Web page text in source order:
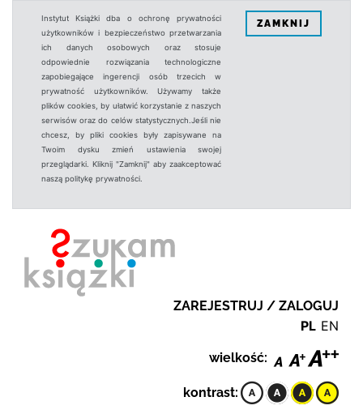
Instytut Książki dba o ochronę prywatności
użytkowników i bezpieczeństwo przetwarzania
ich danych osobowych oraz stosuje
odpowiednie rozwiązania technologiczne
zapobiegające ingerencji osób trzecich w
prywatność użytkowników. Używamy także
plików cookies, by ułatwić korzystanie z naszych
serwisów oraz do celów statystycznych.Jeśli nie
chcesz, by pliki cookies były zapisywane na
Twoim dysku zmień ustawienia swojej
przeglądarki. Kliknij "Zamknij" aby zaakceptować
naszą politykę prywatności.
ZAMKNIJ
ZAREJESTRUJ / ZALOGUJ
PL EN
wielkość:
kontrast: